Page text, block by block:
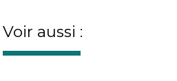
Voir aussi :